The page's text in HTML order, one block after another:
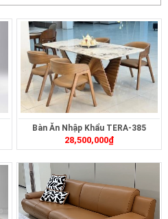
Bàn Ăn Nhập Khẩu TERA-385
28,500,000₫